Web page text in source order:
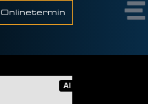
Onlinetermin
AI